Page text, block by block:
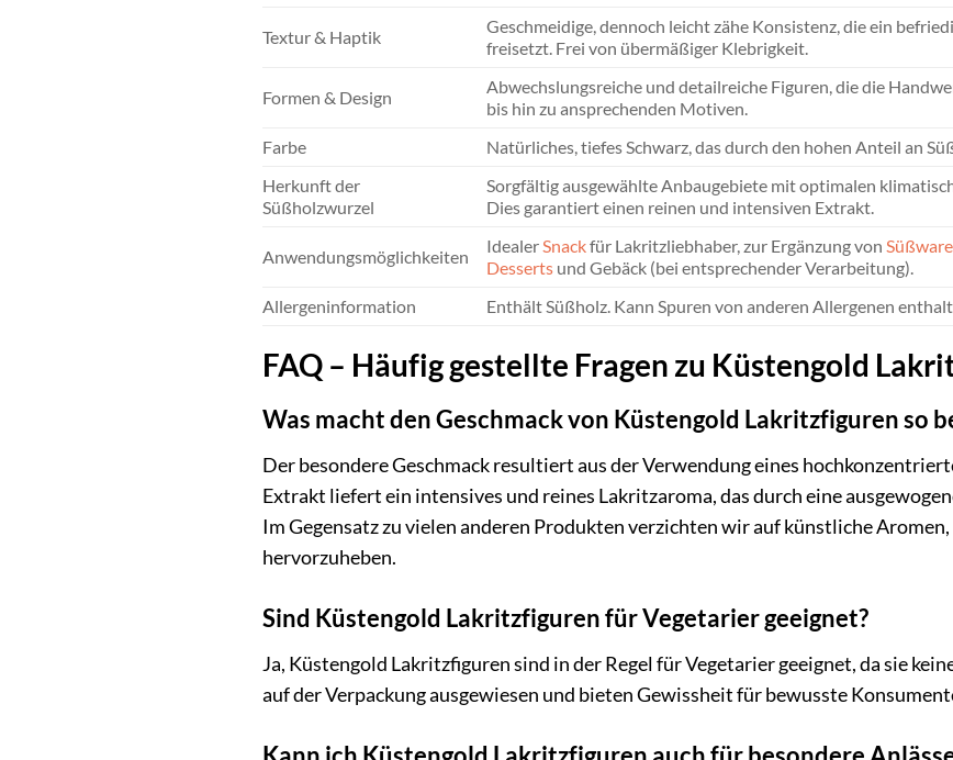
Textur & Haptik
Geschmeidige, dennoch leicht zähe Konsistenz, die ein
freisetzt. Frei von übermäßiger Klebrigkeit.
Formen & Design
Abwechslungsreiche und detailreiche Figuren, die die
bis hin zu ansprechenden Motiven.
Farbe
Natürliches, tiefes Schwarz, das durch den hohen Anteil an
Herkunft der
Süßholzwurzel
Sorgfältig ausgewählte Anbaugebiete mit optimalen
Dies garantiert einen reinen und intensiven Extrakt.
Anwendungsmöglichkeiten
Idealer Snackfür Lakritzliebhaber, zur Ergänzung von
Dessertsund Gebäck (bei entsprechender Verarbeitung).
Allergeninformation
Enthält Süßholz. Kann Spuren von anderen Allergenen
FAQ – Häufig gestellte Fragen zu Küstengold
Was macht den Geschmack von Küstengold Lakritzfiguren so
Der besondere Geschmack resultiert aus der Verwendung eines
Extrakt liefert ein intensives und reines Lakritzaroma, das durch eine
Im Gegensatz zu vielen anderen Produkten verzichten wir auf künstliche
hervorzuheben.
Sind Küstengold Lakritzfiguren für Vegetarier geeignet?
Ja, Küstengold Lakritzfiguren sind in der Regel für Vegetarier geeignet, da sie
auf der Verpackung ausgewiesen und bieten Gewissheit für bewusste